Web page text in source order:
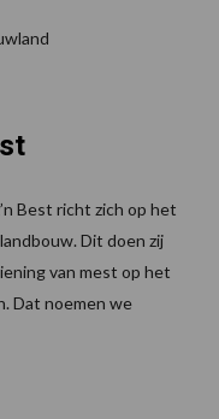
Best richt zich op het
Dit doen zij
van mest op het
Dat noemen we